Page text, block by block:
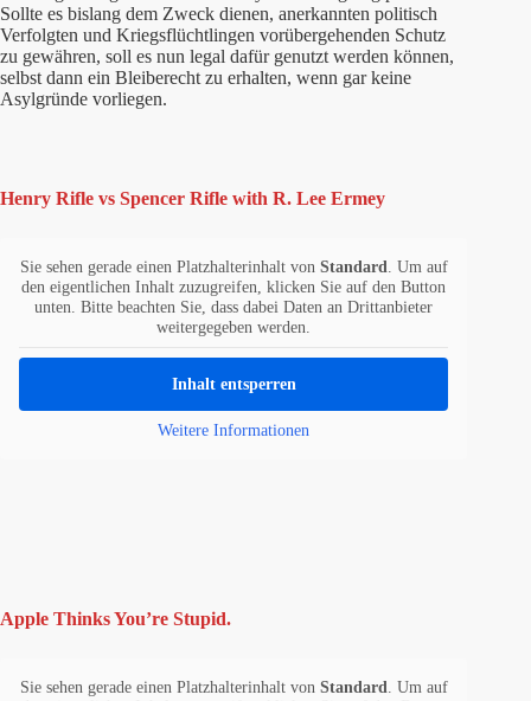
Sollte es bislang dem Zweck dienen, anerkannten politisch
Verfolgten und Kriegsflüchtlingen vorübergehenden Schutz
zu gewähren, soll es nun legal dafür genutzt werden können,
selbst dann ein Bleiberecht zu erhalten, wenn gar keine
Asylgründe vorliegen.
Henry Rifle vs Spencer Rifle with R. Lee Ermey
Sie sehen gerade einen Platzhalterinhalt von Standard
. Um auf
den eigentlichen Inhalt zuzugreifen, klicken Sie auf den Button
unten. Bitte beachten Sie, dass dabei Daten an Drittanbieter
weitergegeben werden.
Inhalt entsperren
Weitere Informationen
Apple Thinks You’re Stupid.
Sie sehen gerade einen Platzhalterinhalt von Standard
. Um auf